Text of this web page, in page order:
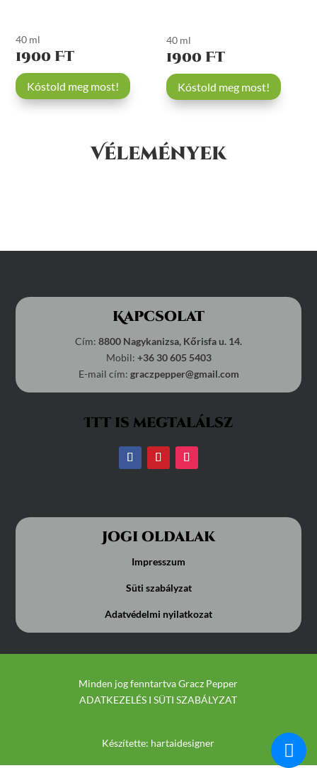
40 ml
1900 Ft
Kóstold meg most!
40 ml
1900 Ft
Kóstold meg most!
Vélemények
Kapcsolat
Cím: 8800 Nagykanizsa, Kőrisfa u. 14.
Mobil: +36 30 605 5403
E-mail cím: graczpepper@gmail.com
Itt is megtalálsz
Jogi oldalak
Impresszum
Süti szabályzat
Adatvédelmi nyilatkozat
Minden jog fenntartva Gracz Pepper
ADATKEZELÉS ISÜTI SZABÁLYZAT
Készítette: hartaidesigner